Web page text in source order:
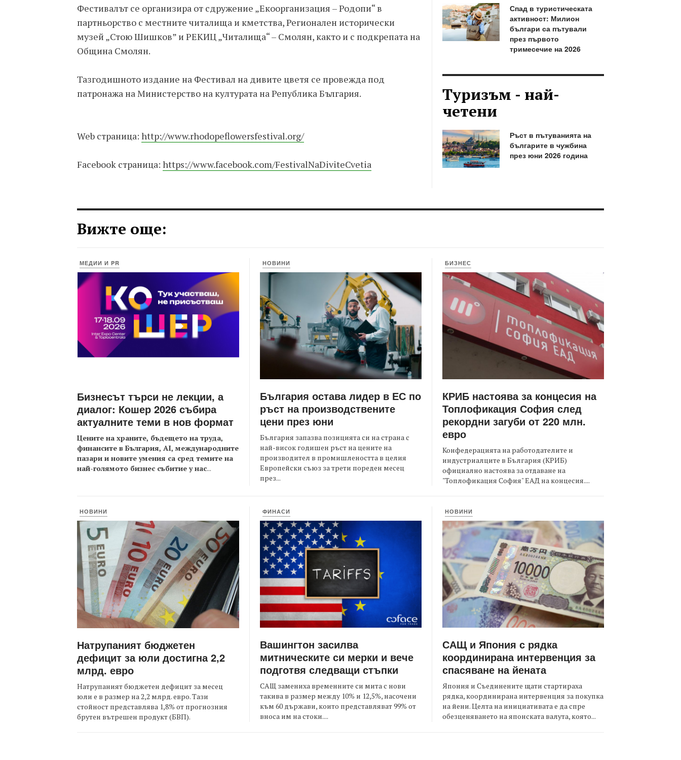
Фестивалът се организира от сдружение „Екоорганизация – Родопи“ в
партньорство с местните читалища и кметства, Регионален исторически
музей „Стою Шишков” и РЕКИЦ „Читалища“ – Смолян, както и с подкрепата на
Община Смолян.
Тазгодишното издание на Фестивал на дивите цветя се провежда под
патронажа на Министерство на културата на Република България.
Web страница: http://www.rhodopeflowersfestival.org/
Facebook страница: https://www.facebook.com/FestivalNaDiviteCvetia
Спад в туристическата
активност: Милион
българи са пътували
през първото
тримесечие на 2026
Туризъм - най-
четени
Ръст в пътуванията на
българите в чужбина
през юни 2026 година
Вижте още:
МЕДИИ И PR
Бизнесът търси не лекции, а
диалог: Кошер 2026 събира
актуалните теми в нов формат
Цените на храните, бъдещето на труда,
финансите в България, AI, международните
пазари и новите умения са сред темите на
най-голямото бизнес събитие у нас...
НОВИНИ
България остава лидер в ЕС по
ръст на производствените
цени през юни
България запазва позицията си на страна с
най-висок годишен ръст на цените на
производител в промишлеността в целия
Европейски съюз за трети пореден месец
през...
БИЗНЕС
КРИБ настоява за концесия на
Топлофикация София след
рекордни загуби от 220 млн.
евро
Конфедерацията на работодателите и
индустриалците в България (КРИБ)
официално настоява за отдаване на
"Топлофикация София" ЕАД на концесия....
НОВИНИ
Натрупаният бюджетен
дефицит за юли достигна 2,2
млрд. евро
Натрупаният бюджетен дефицит за месец
юли е в размер на 2,2 млрд. евро. Тази
стойност представлява 1,8% от прогнозния
брутен вътрешен продукт (БВП).
ФИНАСИ
Вашингтон засилва
митническите си мерки и вече
подготвя следващи стъпки
САЩ замениха временните си мита с нови
такива в размер между 10% и 12,5%, насочени
към 60 държави, които представляват 99% от
вноса им на стоки....
НОВИНИ
САЩ и Япония с рядка
координирана интервенция за
спасяване на йената
Япония и Съединените щати стартираха
рядка, координирана интервенция за покупка
на йени. Целта на инициативата е да спре
обезценяването на японската валута, която...